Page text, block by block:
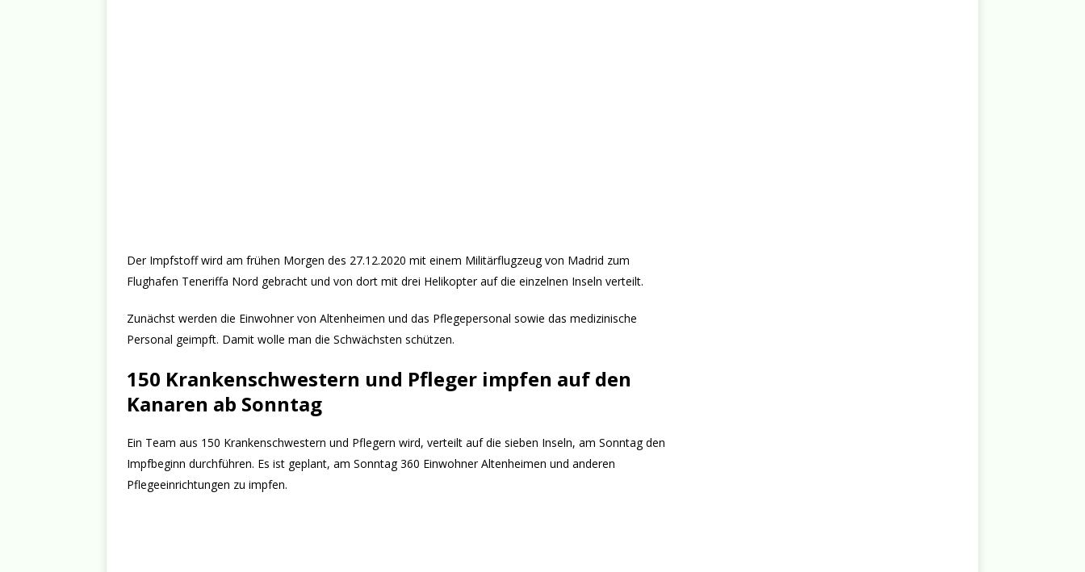
Der Impfstoff wird am frühen Morgen des 27.12.2020 mit einem Militärflugzeug von Madrid zum
Flughafen Teneriffa Nord gebracht und von dort mit drei Helikopter auf die einzelnen Inseln verteilt.
Zunächst werden die Einwohner von Altenheimen und das Pflegepersonal sowie das medizinische
Personal geimpft. Damit wolle man die Schwächsten schützen.
150 Krankenschwestern und Pfleger impfen auf den
Kanaren ab Sonntag
Ein Team aus 150 Krankenschwestern und Pflegern wird, verteilt auf die sieben Inseln, am Sonntag den
Impfbeginn durchführen. Es ist geplant, am Sonntag 360 Einwohner Altenheimen und anderen
Pflegeeinrichtungen zu impfen.